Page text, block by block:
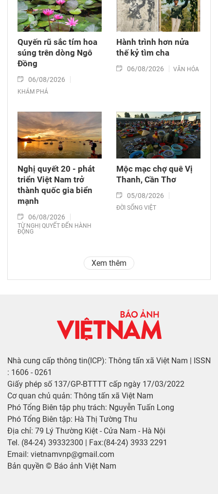
Quyến rũ sắc tím hoa
súng trên dòng Ngô
Đồng
06/08/2026
KHÁM PHÁ
Hành trình hơn nửa
thế kỷ tìm cha
06/08/2026 VĂN HÓA
Nghị quyết 20 - phát
triển Việt Nam trở
thành quốc gia biển
mạnh
06/08/2026
TỪ NGHỊ QUYẾT ĐẾN HÀNH
ĐỘNG
Mộc mạc chợ quê Vị
Thanh, Cần Thơ
05/08/2026
ĐỜI SỐNG VIỆT
Xem thêm
Nhà cung cấp thông tin(ICP): Thông tấn xã Việt Nam | ISSN
: 1606 - 0261
Giấy phép số 137/GP-BTTTT cấp ngày 17/03/2022
Cơ quan chủ quản: Thông tấn xã Việt Nam
Phó Tổng Biên tập phụ trách: Nguyễn Tuấn Long
Phó Tổng Biên tập: Hà Thị Tường Thu
Địa chỉ: 79 Lý Thường Kiệt - Cửa Nam - Hà Nội
Tel. (84-24) 39332300 | Fax:(84-24) 3933 2291
Email: vietnamvnp@gmail.com
Bản quyền © Báo ảnh Việt Nam